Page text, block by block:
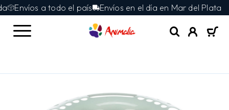
Envíos a todo el país Envíos en el día en Mar del Plata